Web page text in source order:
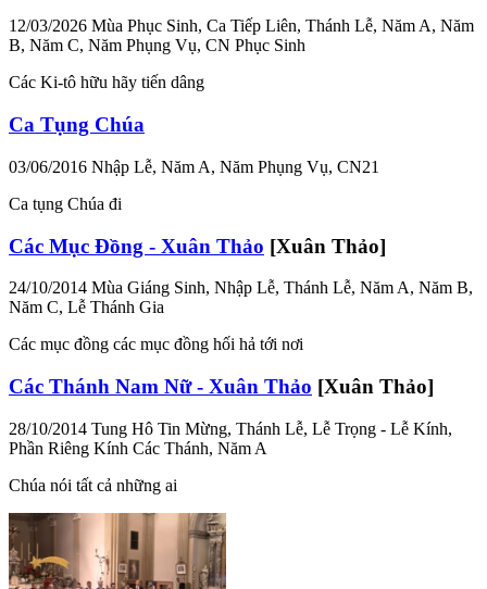
12/03/2026 Mùa Phục Sinh, Ca Tiếp Liên, Thánh Lễ, Năm A, Năm
B, Năm C, Năm Phụng Vụ, CN Phục Sinh
Các Ki-tô hữu hãy tiến dâng
Ca Tụng Chúa
03/06/2016 Nhập Lễ, Năm A, Năm Phụng Vụ, CN21
Ca tụng Chúa đi
Các Mục Đồng - Xuân Thảo [Xuân Thảo]
24/10/2014 Mùa Giáng Sinh, Nhập Lễ, Thánh Lễ, Năm A, Năm B,
Năm C, Lễ Thánh Gia
Các mục đồng các mục đồng hối hả tới nơi
Các Thánh Nam Nữ - Xuân Thảo [Xuân Thảo]
28/10/2014 Tung Hô Tin Mừng, Thánh Lễ, Lễ Trọng - Lễ Kính,
Phần Riêng Kính Các Thánh, Năm A
Chúa nói tất cả những ai